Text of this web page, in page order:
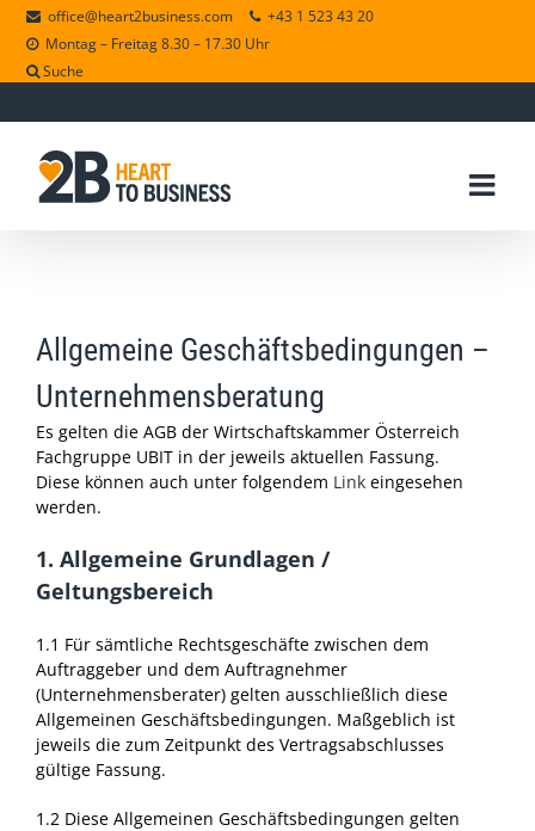
office@heart2business.com
+43 1 523 43 20
Montag – Freitag 8.30 – 17.30 Uhr
Suche
Allgemeine Geschäftsbedingungen –
Unternehmensberatung
Es gelten die AGB der Wirtschaftskammer Österreich
Fachgruppe UBIT in der jeweils aktuellen Fassung.
Diese können auch unter folgendem Link eingesehen
werden.
1. Allgemeine Grundlagen /
Geltungsbereich
1.1 Für sämtliche Rechtsgeschäfte zwischen dem
Auftraggeber und dem Auftragnehmer
(Unternehmensberater) gelten ausschließlich diese
Allgemeinen Geschäftsbedingungen. Maßgeblich ist
jeweils die zum Zeitpunkt des Vertragsabschlusses
gültige Fassung.
1.2 Diese Allgemeinen Geschäftsbedingungen gelten